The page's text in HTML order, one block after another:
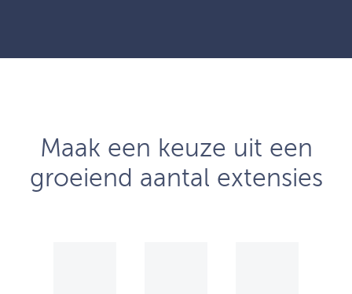
Maak een keuze uit een
groeiend aantal extensies